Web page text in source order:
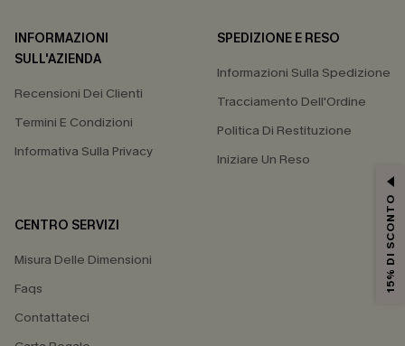
INFORMAZIONI
SULL'AZIENDA
Recensioni Dei Clienti
Termini E Condizioni
Informativa Sulla Privacy
SPEDIZIONE E RESO
Informazioni Sulla Spedizione
Tracciamento Dell'Ordine
Politica Di Restituzione
Iniziare Un Reso
CENTRO SERVIZI
Misura Delle Dimensioni
Faqs
Contattateci
15% DI SCONTO